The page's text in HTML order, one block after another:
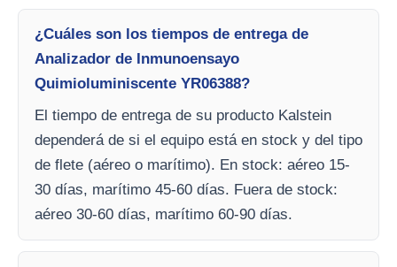
¿Cuáles son los tiempos de entrega de
Analizador de Inmunoensayo
Quimioluminiscente YR06388?
El tiempo de entrega de su producto Kalstein
dependerá de si el equipo está en stock y del tipo
de flete (aéreo o marítimo). En stock: aéreo 15-
30 días, marítimo 45-60 días. Fuera de stock:
aéreo 30-60 días, marítimo 60-90 días.